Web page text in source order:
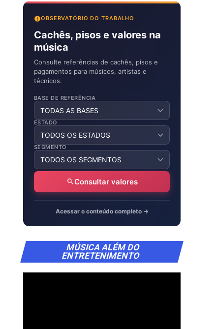
OBSERVATÓRIO DO TRABALHO
Cachês, pisos e valores na
música
Consulte referências de cachês, pisos e
pagamentos para músicos, artistas e
técnicos.
BASE DE REFERÊNCIA
ESTADO
SEGMENTO
Consultar valores
Acessar o conteúdo completo →
MÚSICA ALÉM DO
ENTRETENIMENTO
Tocador
de